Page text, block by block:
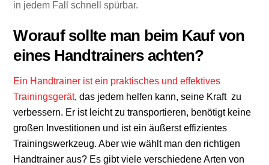
in jedem Fall schnell spürbar.
Worauf sollte man beim Kauf von
eines Handtrainers achten?
Ein Handtrainer ist ein praktisches und effektives
Trainingsgerät, das jedem helfen kann, seine Kraft zu
verbessern. Er ist leicht zu transportieren, benötigt keine
großen Investitionen und ist ein äußerst effizientes
Trainingswerkzeug. Aber wie wählt man den richtigen
Handtrainer aus? Es gibt viele verschiedene Arten von